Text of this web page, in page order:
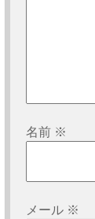
名前 ※
メール ※